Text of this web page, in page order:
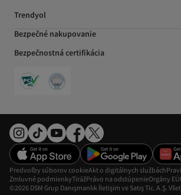
Trendyol
Bezpečné nakupovanie
Bezpečnostná certifikácia
©2026 DSM Grup Danışmanlık İletişim ve Satış Tic. A.Ş.
Predvoľby súborov cookieAkt o digitálnych službách
Zmluvné podmienkyTirážPrávo na odstúpenieOrgány EÚ